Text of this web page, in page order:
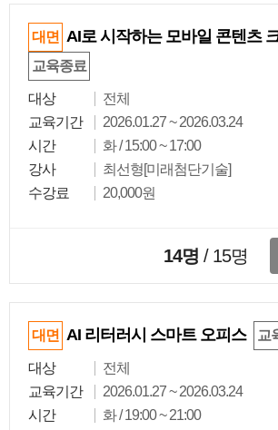
대면 AI로 시작하는 모바일 콘텐츠
교육종료
대상
전체
교육기간
2026.01.27 ~ 2026.03.24
시간
화 / 15:00 ~ 17:00
강사
최선형[미래첨단기술]
수강료
20,000원
14명 / 15명
대면 AI 리터러시 스마트 오피스 교
대상
전체
교육기간
2026.01.27 ~ 2026.03.24
시간
화 / 19:00 ~ 21:00